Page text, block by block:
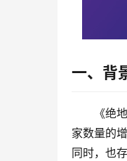
一、背
《绝
家数量的
同时，也